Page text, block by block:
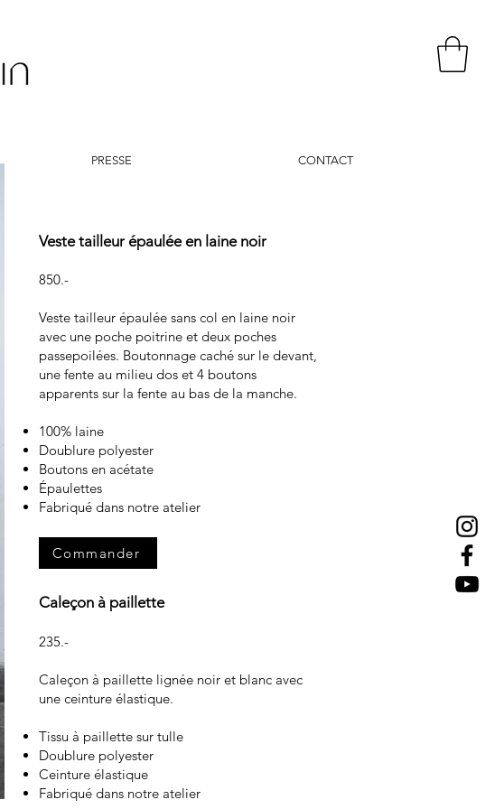
PRESSE CONTACT
Veste tailleur épaulée en laine noir
850.-
Veste tailleur épaulée sans col en laine noir
avec une poche poitrine et deux poches
passepoilées. Boutonnage caché sur le devant,
une fente au milieu dos et 4 boutons
apparents sur la fente au bas de la manche.
100% laine
Doublure polyester
Boutons en acétate
Épaulettes
Fabriqué dans notre atelier
Caleçon à paillette
235.-
Caleçon à paillette lignée noir et blanc avec
une ceinture élastique.
Tissu à paillette sur tulle
Doublure polyester
Ceinture élastique
Fabriqué dans notre atelier
Commander